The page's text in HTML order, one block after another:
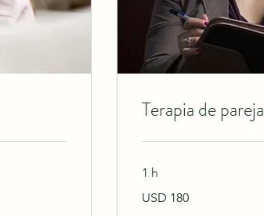
Terapia de pareja
1 h
dólares
USD 180